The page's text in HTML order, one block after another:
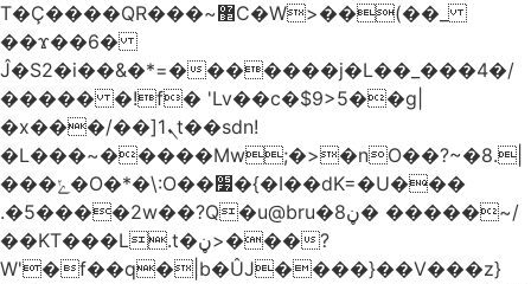
T�Ç����QR���~޲C�W>��(��_
��ϫ��6�
Ĵ�S2�i��&�*=�������j�L��_���4�/
����� �!f� 'Lv��c�$9>5��g|
�x���/��]ܢ1t��sdn!
�L���~�����Mw;�>�nO��?~�8.|
���ݺ�O�*�\:O��׷�{�I��dK=�U���
.�5����2w��?Q�u@bru�8ڼ� �����~/
��KT���L.t�ڼ>���?
W'�f��q�|b�ÛJ����}��V���z}